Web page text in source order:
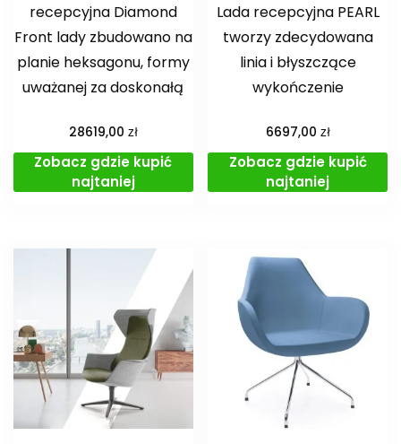
recepcyjna Diamond
Front lady zbudowano na
planie heksagonu, formy
uważanej za doskonałą
28619,00 zł
Zobacz gdzie kupić
najtaniej
Lada recepcyjna PEARL
tworzy zdecydowana
linia i błyszczące
wykończenie
6697,00 zł
Zobacz gdzie kupić
najtaniej